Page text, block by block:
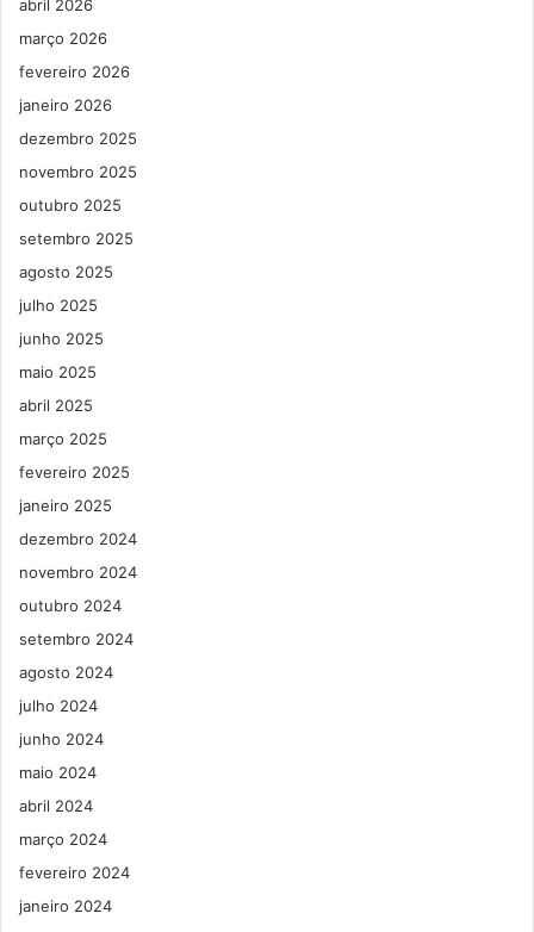
abril 2026
março 2026
fevereiro 2026
janeiro 2026
dezembro 2025
novembro 2025
outubro 2025
setembro 2025
agosto 2025
julho 2025
junho 2025
maio 2025
abril 2025
março 2025
fevereiro 2025
janeiro 2025
dezembro 2024
novembro 2024
outubro 2024
setembro 2024
agosto 2024
julho 2024
junho 2024
maio 2024
abril 2024
março 2024
fevereiro 2024
janeiro 2024